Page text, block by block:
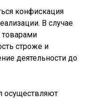
конфискация
В случае
товарами
строже и
деятельности до
осуществляют